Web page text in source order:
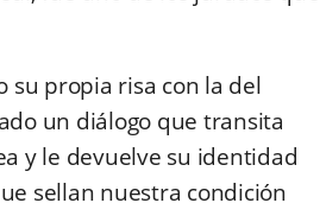
su propia risa con la del
un diálogo que transita
y le devuelve su identidad
sellan nuestra condición